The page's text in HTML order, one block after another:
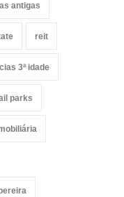
antigas
reit
3ª idade
parks